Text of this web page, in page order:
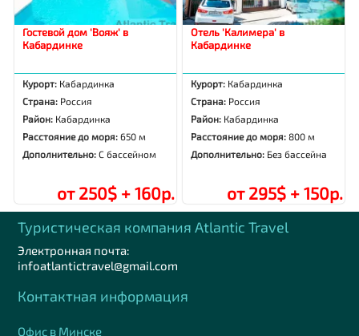
Гостевой дом 'Вояж' в
Кабардинке
Курорт: Кабардинка
Страна: Россия
Район: Кабардинка
Расстояние до моря:650 м
Дополнительно:С бассейном
от 250$ + 160р.
Отель 'Калимера' в
Кабардинке
Курорт: Кабардинка
Страна: Россия
Район: Кабардинка
Расстояние до моря:800 м
Дополнительно: Без бассейна
от 295$ + 150р.
Туристическая компания Аtlantic Travel
Электронная почта:
infoatlantictravel@gmail.com
Контактная информация
Офис в Минске